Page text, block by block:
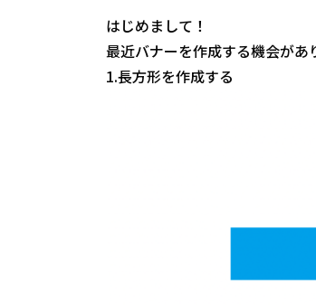
はじめまして！
最近バナーを作成する機会があ
1.長方形を作成する